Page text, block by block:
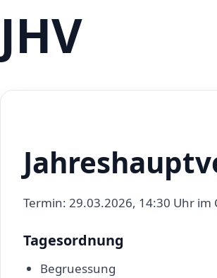
JHV
Termin: 29.03.2026, 14:30 Uhr im
Tagesordnung
Begruessung